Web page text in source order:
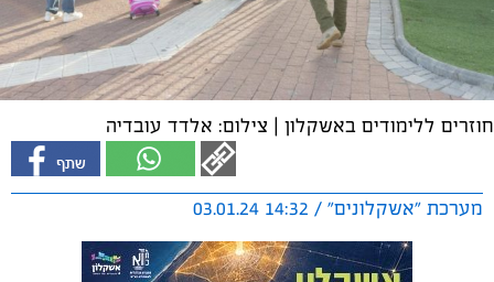
חוזרים ללימודים באשקלון | צילום: אלדד עובדיה
מערכת "אשקלונים" / 14:32 03.01.24